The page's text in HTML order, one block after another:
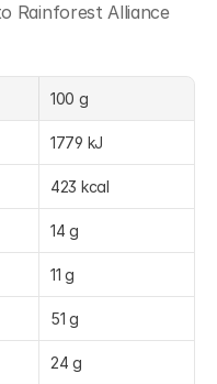
Rainforest Alliance
100 g
1779 kJ
423 kcal
14 g
11 g
51 g
24 g